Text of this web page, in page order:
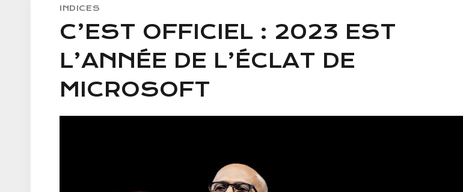
INDICES
C’EST OFFICIEL : 2023 EST
L’ANNÉE DE L’ÉCLAT DE
MICROSOFT